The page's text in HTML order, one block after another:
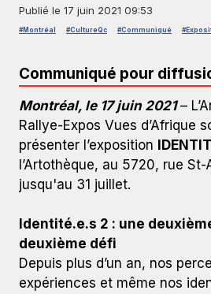
Publié le 17 juin 2021 09:53
#Montréal #CultureQc #Communiqué
L’Artothèque et le Rallye-Expos Vues
heureux de présenter l’exposition
l’Artothèque, au 5720, rue St-
31 juillet.
Communiqué pour
Montréal, le 17 juin 2021–
Rallye-Expos Vues d’Afrique
présenter l’exposition
l’Artothèque, au 5720, rue
jusqu'au 31 juillet.
Identité.e.s 2 : une
deuxième défi
Depuis plus d’un an, nos
expériences et même nos